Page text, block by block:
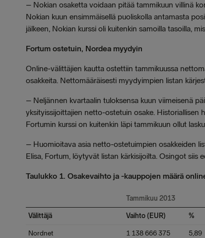
– Nokian osaketta voidaan pitää tammikuun villinä
Nokian kuun ensimmäisellä puoliskolla antamasta
jälkeen, Nokian kurssi oli kuitenkin samoilla tasoilla,
Fortum ostetuin, Nordea myydyin
Online-välittäjien kautta ostettiin tammikuussa
osakkeita. Nettomääräisesti myydyimpien listan
– Neljännen kvartaalin tuloksensa kuun viimeisenä
yksityissijoittajien netto-ostetuin osake. Historiallisen
Fortumin kurssi on kuitenkin läpi tammikuun ollut
– Huomioitava asia netto-ostetuimpien osakkeiden
Elisa, Fortum, löytyvät listan kärkisijoilta. Osingot siis
Taulukko 1. Osakevaihto ja -kauppojen määrä
Tammikuu 2013
Välittäjä Vaihto (EUR) %
Nordnet 1 138 666 375 5,89